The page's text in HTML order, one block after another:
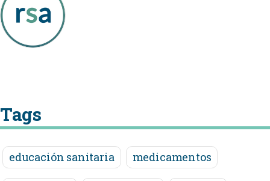
Tags
educación sanitaria medicamentos